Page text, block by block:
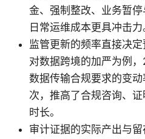
金、强制整改、业务暂
日常运维成本更具冲击力
监管更新的频率直接决
对数据跨境的加严为例
数据传输合规要求的变
次，推高了合规咨询、
时长。
审计证据的实际产出与